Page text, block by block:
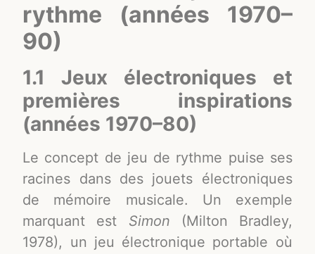
rythme (années 1970–
90)
1.1 Jeux électroniques et
premières inspirations
(années 1970–80)
Le concept de jeu de rythme puise ses
racines dans des jouets électroniques
de mémoire musicale. Un exemple
marquant est Simon (Milton Bradley,
1978), un jeu électronique portable où